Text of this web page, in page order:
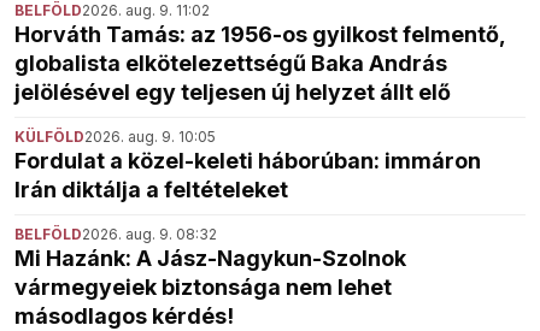
BELFÖLD2026. aug. 9. 11:02
Horváth Tamás: az 1956-os gyilkost felmentő,
globalista elkötelezettségű Baka András
jelölésével egy teljesen új helyzet állt elő
KÜLFÖLD2026. aug. 9. 10:05
Fordulat a közel-keleti háborúban: immáron
Irán diktálja a feltételeket
BELFÖLD2026. aug. 9. 08:32
Mi Hazánk: A Jász-Nagykun-Szolnok
vármegyeiek biztonsága nem lehet
másodlagos kérdés!